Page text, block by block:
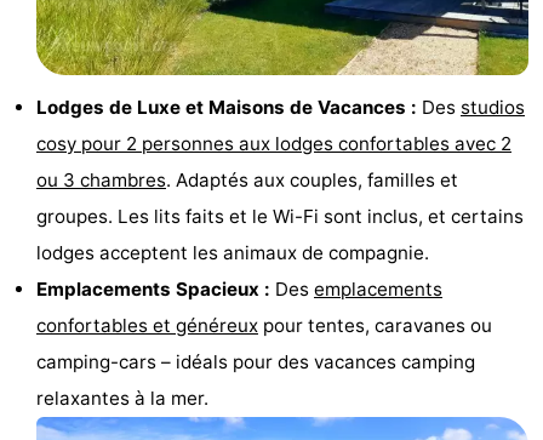
Terrains
jeux
de
intérieures
Parcours
mini-
Centres
bien-
Nature
Piscines
Lodges de Luxe et Maisons de Vacances : Des studios
cosy pour 2 personnes aux lodges confortables avec 2
ou 3 chambres. Adaptés aux couples, familles et
groupes. Les lits faits et le Wi-Fi sont inclus, et certains
lodges acceptent les animaux de compagnie.
Emplacements Spacieux : Des emplacements
confortables et généreux pour tentes, caravanes ou
camping-cars – idéals pour des vacances camping
relaxantes à la mer.